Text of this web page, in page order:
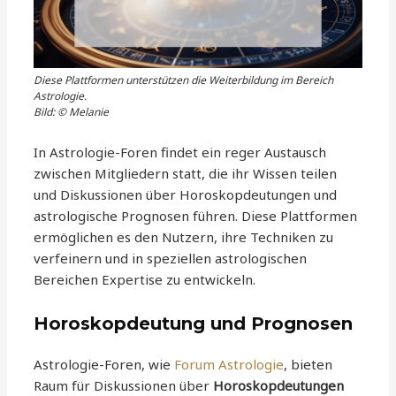
Diese Plattformen unterstützen die Weiterbildung im Bereich
Astrologie.
Bild: © Melanie
In Astrologie-Foren findet ein reger Austausch
zwischen Mitgliedern statt, die ihr Wissen teilen
und Diskussionen über Horoskopdeutungen und
astrologische Prognosen führen. Diese Plattformen
ermöglichen es den Nutzern, ihre Techniken zu
verfeinern und in speziellen astrologischen
Bereichen Expertise zu entwickeln.
Horoskopdeutung und Prognosen
Astrologie-Foren, wie Forum Astrologie, bieten
Raum für Diskussionen über Horoskopdeutungen